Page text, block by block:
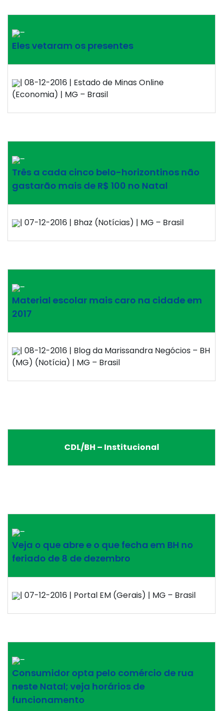
–
Eles vetaram os presentes
| 08-12-2016 | Estado de Minas Online
(Economia) | MG – Brasil
–
Três a cada cinco belo-horizontinos não
gastarão mais de R$ 100 no Natal
| 07-12-2016 | Bhaz (Notícias) | MG – Brasil
–
Material escolar mais caro na cidade em
2017
| 08-12-2016 | Blog da Marissandra Negócios – BH
(MG) (Notícia) | MG – Brasil
CDL/BH – Institucional
–
Veja o que abre e o que fecha em BH no
feriado de 8 de dezembro
| 07-12-2016 | Portal EM (Gerais) | MG – Brasil
–
Consumidor opta pelo comércio de rua
neste Natal; veja horários de
funcionamento